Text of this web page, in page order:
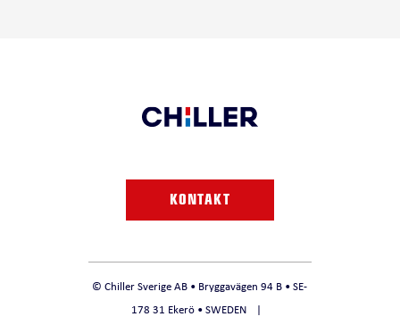
KONTAKT
© Chiller Sverige AB • Bryggavägen 94 B • SE-
178 31 Ekerö • SWEDEN